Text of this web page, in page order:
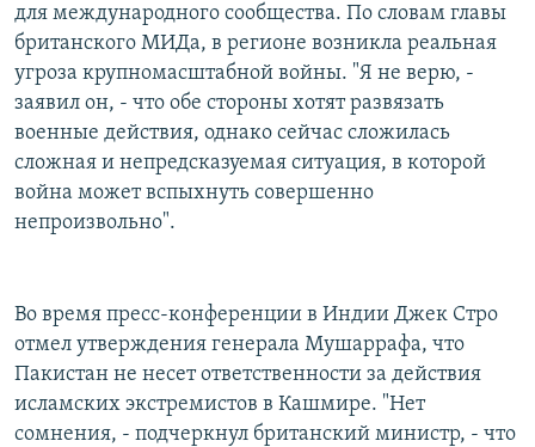
для международного сообщества. По словам главы
британского МИДа, в регионе возникла реальная
угроза крупномасштабной войны. "Я не верю, -
заявил он, - что обе стороны хотят развязать
военные действия, однако сейчас сложилась
сложная и непредсказуемая ситуация, в которой
война может вспыхнуть совершенно
непроизвольно".
Во время пресс-конференции в Индии Джек Стро
отмел утверждения генерала Мушаррафа, что
Пакистан не несет ответственности за действия
исламских экстремистов в Кашмире. "Нет
сомнения, - подчеркнул британский министр, - что